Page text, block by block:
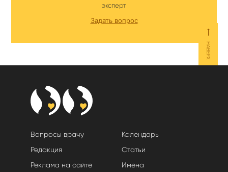
эксперт
Задать вопрос
⟵
НАВЕРХ
Вопросы врачу
Редакция
Реклама на сайте
Календарь
Статьи
Имена